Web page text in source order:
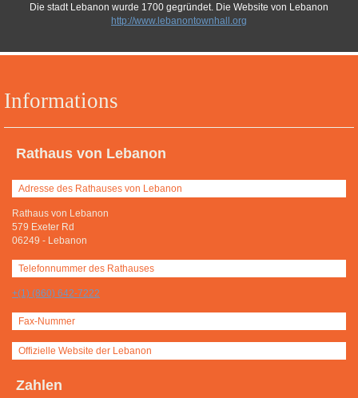
Informations
Rathaus von Lebanon
Adresse des Rathauses von Lebanon
Rathaus von Lebanon
579 Exeter Rd
06249 - Lebanon
Telefonnummer des Rathauses
+(1) (860) 642-7222
Fax-Nummer
Offizielle Website der Lebanon
Zahlen
Die stadt Lebanon wurde 1700 gegründet. Die Website von Lebanon
http://www.lebanontownhall.org